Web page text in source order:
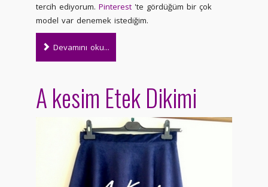
tercih ediyorum. Pinterest 'te gördüğüm bir çok
model var denemek istediğim.
Devamını oku...
A kesim Etek Dikimi